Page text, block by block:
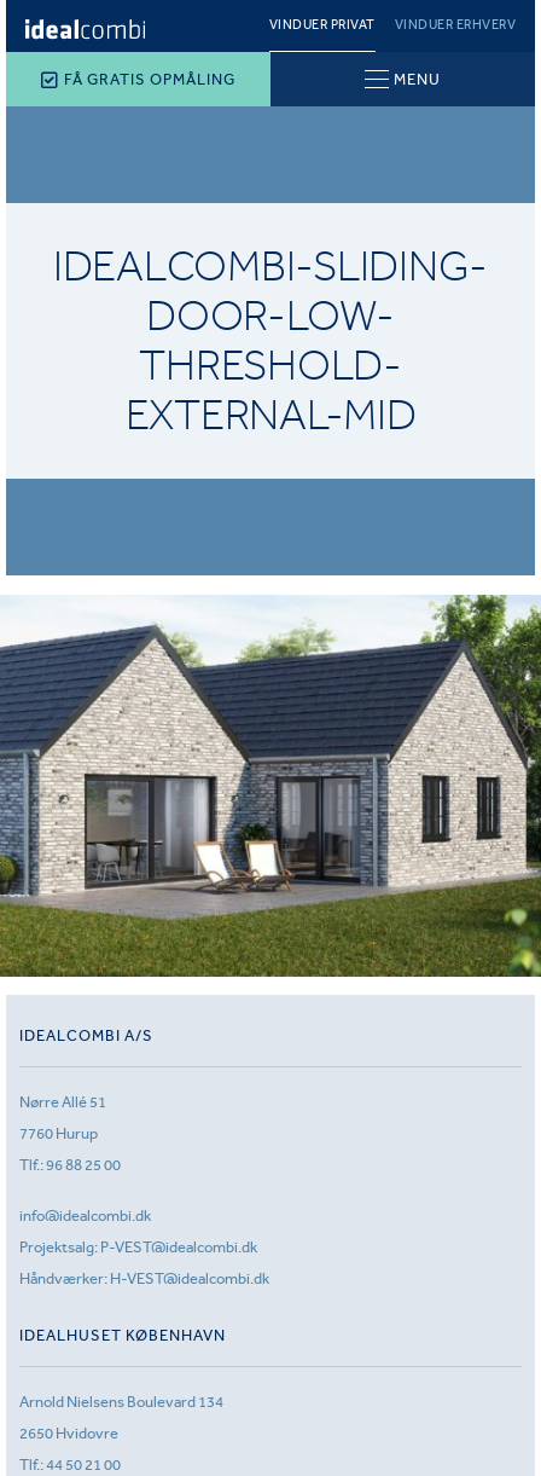
VINDUER PRIVAT VINDUER ERHVERV
FÅ GRATIS OPMÅLING MENU
IDEALCOMBI-SLIDING-
DOOR-LOW-
THRESHOLD-
EXTERNAL-MID
IDEALCOMBI A/S
Nørre Allé 51
7760 Hurup
Tlf.:96 88 25 00
info@idealcombi.dk
Projektsalg: P-VEST@idealcombi.dk
Håndværker: H-VEST@idealcombi.dk
IDEALHUSET KØBENHAVN
Arnold Nielsens Boulevard 134
2650 Hvidovre
Tlf.:44 50 21 00